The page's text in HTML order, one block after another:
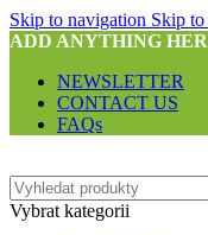
Skip to navigation Skip
ADD ANYTHING
NEWSLETTER
CONTACT US
FAQs
Vybrat kategorii